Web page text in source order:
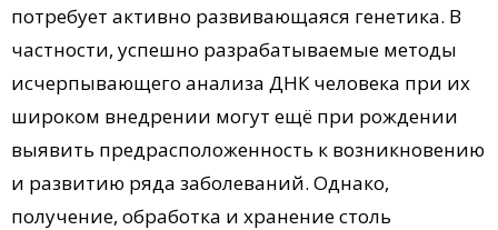
потребует активно развивающаяся генетика. В
частности, успешно разрабатываемые методы
исчерпывающего анализа ДНК человека при их
широком внедрении могут ещё при рождении
выявить предрасположенность к возникновению
и развитию ряда заболеваний. Однако,
получение, обработка и хранение столь